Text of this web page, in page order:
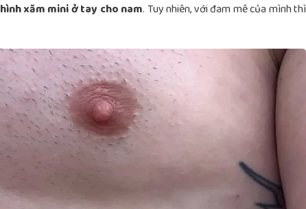
hình xăm mini ở tay cho nam. Tuy nhiên, với đam mê của mình thì